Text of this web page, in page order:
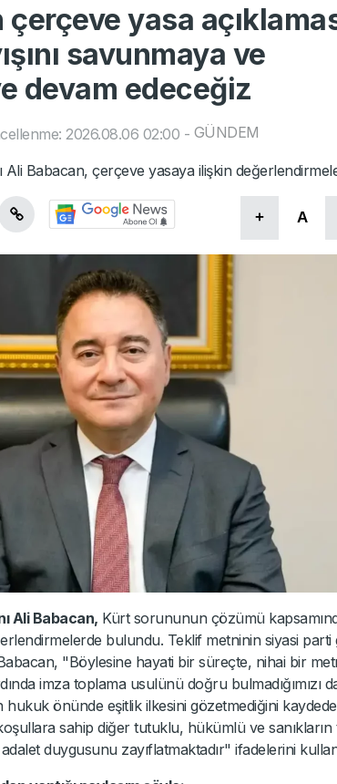
yasa
savunmaya ve
devam edeceğiz
2026.08.06 02:00 - GÜNDEM
Ali Babacan, çerçeve yasaya ilişkin
+ A
Ali Babacan, Kürt sorununun çözümü
bulundu. Teklif metninin siyasi parti
Babacan, "Böylesine hayati bir süreçte, nihai bir
imza toplama usulünü doğru bulmadığımızı
hukuk önünde eşitlik ilkesini gözetmediğini
sahip diğer tutuklu, hükümlü ve sanıkların
adalet duygusunu zayıflatmaktadır" ifadelerini